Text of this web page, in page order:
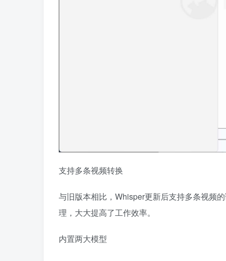
支持多条视频转换
与旧版本相比，Whisper更新后支持多条视频
理，大大提高了工作效率。
内置两大模型